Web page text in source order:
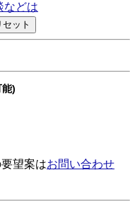
などは
)
望案はお問い合わせ